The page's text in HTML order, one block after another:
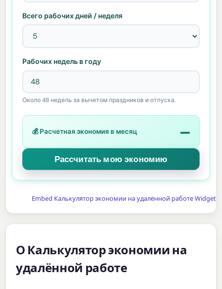
Всего рабочих дней / неделя
Рабочих недель в году
Около 48 недель за вычетом праздников и отпуска.
💰 Расчетная экономия в месяц —
Embed Калькулятор экономии на удалённой работе Widget
О Калькулятор экономии на
удалённой работе